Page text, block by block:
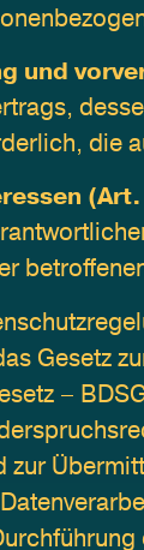
und
die
Gesetz
–
zur